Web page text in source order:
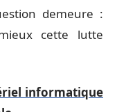
demeure :
cette lutte
informatique